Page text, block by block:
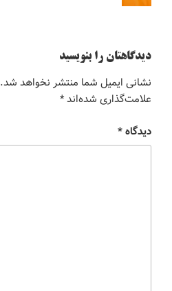
دیدگاهتان را بنویسید
نشانی ایمیل شما منتشر نخواهد شد.
علامت‌گذاری شده‌اند*
دیدگاه*